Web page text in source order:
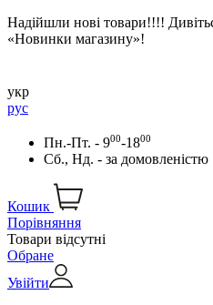
Надійшли нові товари!!!!
«Новинки магазину»!
укр
рус
Пн.-Пт. - 900-1800
Сб., Нд. - за домовленістю
Кошик
Порівняння
Товари відсутні
Обране
Увійти